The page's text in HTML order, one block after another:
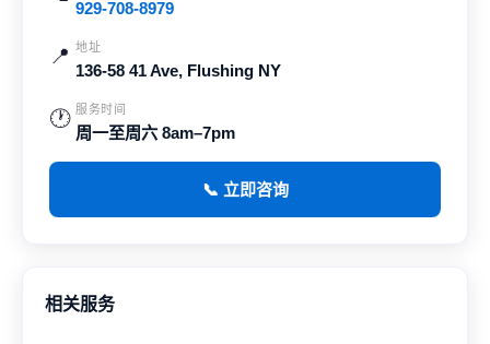
929-708-8979
📍 地址
136-58 41 Ave, Flushing NY
🕐 服务时间
周一至周六 8am–7pm
📞 立即咨询
相关服务